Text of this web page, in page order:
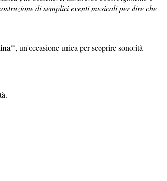
di semplici eventi musicali per dire che
, un'occasione unica per scoprire sonorità